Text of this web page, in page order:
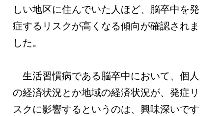
しい地区に住んでいた人ほど、脳卒中を発
症するリスクが高くなる傾向が確認されま
した。
生活習慣病である脳卒中において、個人
の経済状況とか地域の経済状況が、発症リ
スクに影響するというのは、興味深いです